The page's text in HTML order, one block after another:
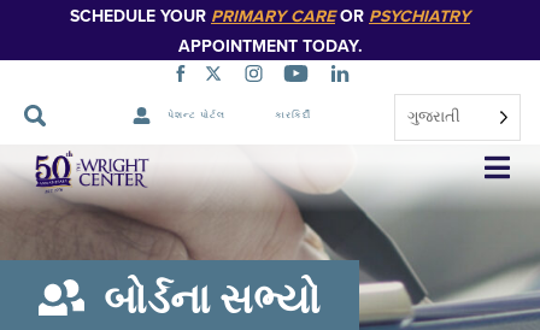
SCHEDULE YOUR PRIMARY CAREOR PSYCHIATRY
APPOINTMENT TODAY.
પેશન્ટ પોર્ટલ કારકિર્દી ગુજરાતી
નેવિગેશન
છોડો
બોર્ડના સભ્યો